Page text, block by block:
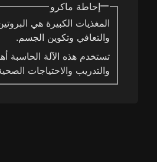
إحاطة ماكرو
المغذيات الكبيرة هي
والتعافي وتكوين الجسم.
تستخدم هذه الآلة الحاسبة
والتدريب والاحتياجات